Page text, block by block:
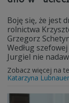
Boję się, że jest
rolnictwa
Grzegorz
Według
Jurgiel nie
Zobacz więcej na
Katarzyna Lubnauer